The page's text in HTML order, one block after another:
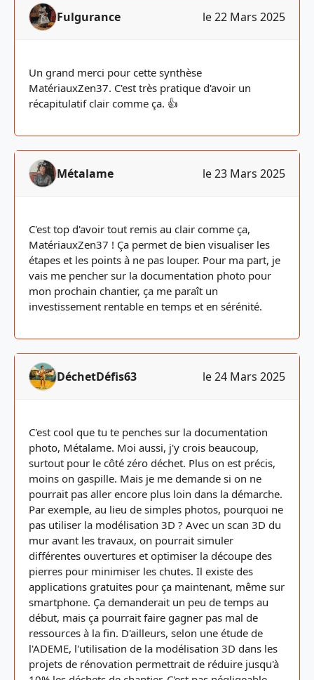
Fulgurance le 22 Mars 2025
Un grand merci pour cette synthèse
MatériauxZen37. C'est très pratique d'avoir un
récapitulatif clair comme ça. 👍
Métalame le 23 Mars 2025
C'est top d'avoir tout remis au clair comme ça,
MatériauxZen37 ! Ça permet de bien visualiser les
étapes et les points à ne pas louper. Pour ma part, je
vais me pencher sur la documentation photo pour
mon prochain chantier, ça me paraît un
investissement rentable en temps et en sérénité.
DéchetDéfis63 le 24 Mars 2025
C'est cool que tu te penches sur la documentation
photo, Métalame. Moi aussi, j'y crois beaucoup,
surtout pour le côté zéro déchet. Plus on est précis,
moins on gaspille. Mais je me demande si on ne
pourrait pas aller encore plus loin dans la démarche.
Par exemple, au lieu de simples photos, pourquoi ne
pas utiliser la modélisation 3D ? Avec un scan 3D du
mur avant les travaux, on pourrait simuler
différentes ouvertures et optimiser la découpe des
pierres pour minimiser les chutes. Il existe des
applications gratuites pour ça maintenant, même sur
smartphone. Ça demanderait un peu de temps au
début, mais ça pourrait faire gagner pas mal de
ressources à la fin. D'ailleurs, selon une étude de
l'ADEME, l'utilisation de la modélisation 3D dans les
projets de rénovation permettrait de réduire jusqu'à